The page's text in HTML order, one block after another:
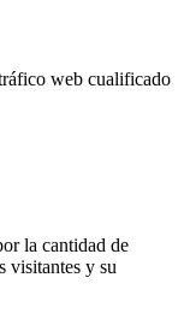
web cualificado
la cantidad de
visitantes y su